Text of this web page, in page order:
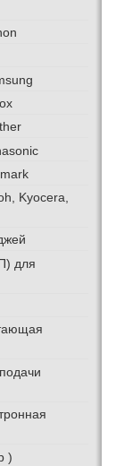
Kyocera,
для
)